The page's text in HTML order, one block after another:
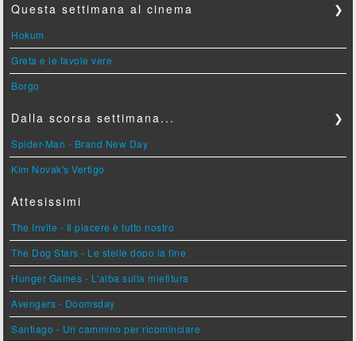
Questa settimana al cinema ❯
Hokum
Greta e le favole vere
Borgo
Dalla scorsa settimana... ❯
Spider-Man - Brand New Day
Kim Novak's Vertigo
Attesissimi
The Invite - Il piacere è tutto nostro
The Dog Stars - Le stelle dopo la fine
Hunger Games - L'alba sulla mietitura
Avengers - Doomsday
Santiago - Un cammino per ricominciare